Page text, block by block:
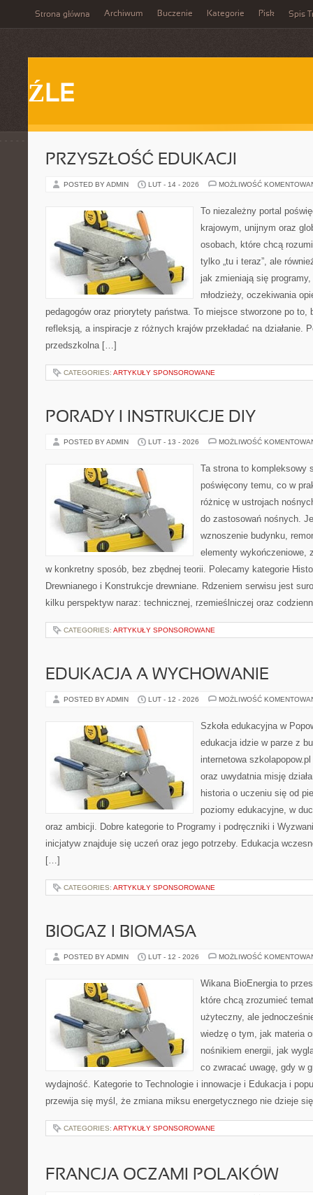
Strona główna Archiwum Buczenie Kategorie Pisk Spis
ŹLE
PRZYSZŁOŚĆ EDUKACJI
POSTED BY ADMIN LUT - 14 - 2026 MOŻLIWOŚĆ
To niezależny portal
krajowym, unijnym oraz
osobach, które chcą
tylko „tu i teraz”, ale
jak zmieniają się
młodzieży, oczekiwania
pedagogów oraz priorytety państwa. To miejsce stworzone po to,
refleksją, a inspiracje z różnych krajów przekładać na działanie.
przedszkolna […]
CATEGORIES: ARTYKUŁY SPONSOROWANE
PORADY I INSTRUKCJE DIY
POSTED BY ADMIN LUT - 13 - 2026 MOŻLIWOŚĆ
Ta strona to kompleksowy
poświęcony temu, co w
różnicę w ustrojach
do zastosowań nośnych.
wznoszenie budynku,
elementy wykończeniowe,
w konkretny sposób, bez zbędnej teorii. Polecamy kategorie
Drewnianego i Konstrukcje drewniane. Rdzeniem serwisu jest
kilku perspektyw naraz: technicznej, rzemieślniczej oraz
CATEGORIES: ARTYKUŁY SPONSOROWANE
EDUKACJA A WYCHOWANIE
POSTED BY ADMIN LUT - 12 - 2026 MOŻLIWOŚĆ
Szkoła edukacyjna w
edukacja idzie w parze z
internetowa
oraz uwydatnia misję
historia o uczeniu się od
poziomy edukacyjne, w
oraz ambicji. Dobre kategorie to Programy i podręczniki i
inicjatyw znajduje się uczeń oraz jego potrzeby. Edukacja
[…]
CATEGORIES: ARTYKUŁY SPONSOROWANE
BIOGAZ I BIOMASA
POSTED BY ADMIN LUT - 12 - 2026 MOŻLIWOŚĆ
Wikana BioEnergia to
które chcą zrozumieć
użyteczny, ale
wiedzę o tym, jak materia
nośnikiem energii, jak
co zwracać uwagę, gdy w
wydajność. Kategorie to Technologie i innowacje i Edukacja i
przewija się myśl, że zmiana miksu energetycznego nie dzieje
CATEGORIES: ARTYKUŁY SPONSOROWANE
FRANCJA OCZAMI POLAKÓW